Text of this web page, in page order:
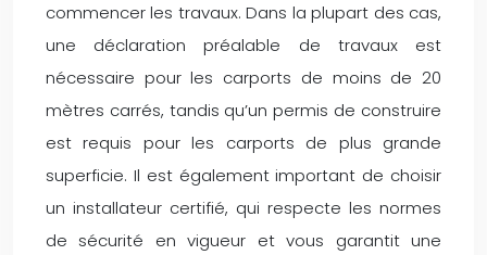
commencer les travaux. Dans la plupart des cas,
une déclaration préalable de travaux est
nécessaire pour les carports de moins de 20
mètres carrés, tandis qu’un permis de construire
est requis pour les carports de plus grande
superficie. Il est également important de choisir
un installateur certifié, qui respecte les normes
de sécurité en vigueur et vous garantit une